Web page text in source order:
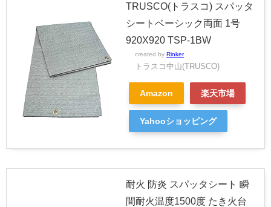
TRUSCO(トラスコ) スパッタ
シートベーシック両面 1号
920X920 TSP-1BW
created by Rinker
トラスコ中山(TRUSCO)
Amazon 楽天市場
Yahooショッピング
耐火 防炎 スパッタシート 瞬
間耐火温度1500度 たき火台